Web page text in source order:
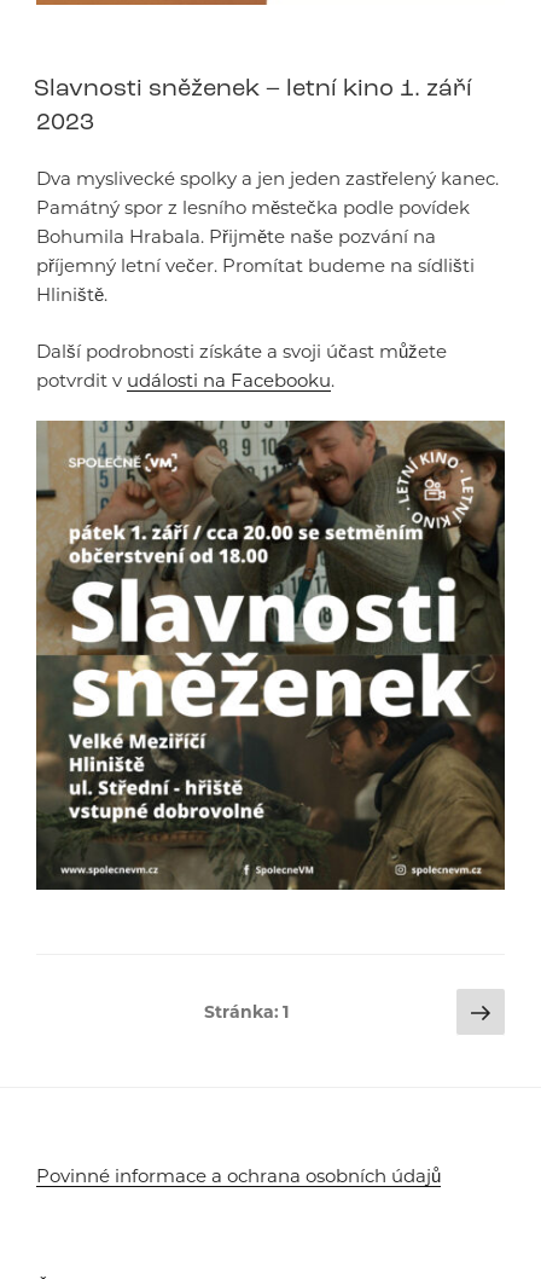
Slavnosti sněženek – letní kino 1. září
2023
Dva myslivecké spolky a jen jeden zastřelený kanec.
Památný spor z lesního městečka podle povídek
Bohumila Hrabala. Přijměte naše pozvání na
příjemný letní večer. Promítat budeme na sídlišti
Hliniště.
Další podrobnosti získáte a svoji účast můžete
potvrdit v události na Facebooku.
Stránka:1
Povinné informace a ochrana osobních údajů